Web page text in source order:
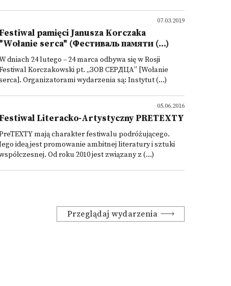
07.03.2019
Festiwal pamięci Janusza Korczaka
"Wołanie serca" (Фестиваль памяти (...)
dniach 24 lutego – 24 marca odbywa się w Rosji
Korczakowski pt. „ЗОВ СЕРДЦА” [Wołanie
Organizatorami wydarzenia są: Instytut (...)
05.06.2016
Festiwal Literacko-Artystyczny PRETEXTY
mają charakter festiwalu podróżującego.
ideą jest promowanie ambitnej literatury i sztuki
Od roku 2010 jest związany z (...)
Przeglądaj wydarzenia